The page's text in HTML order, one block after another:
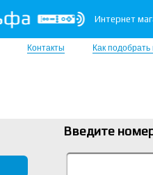
Интернет
Контакты Как подобрать
Введите